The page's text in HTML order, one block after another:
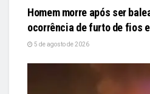
Homem morre após ser
ocorrência de furto de fios
5 de agosto de 2026